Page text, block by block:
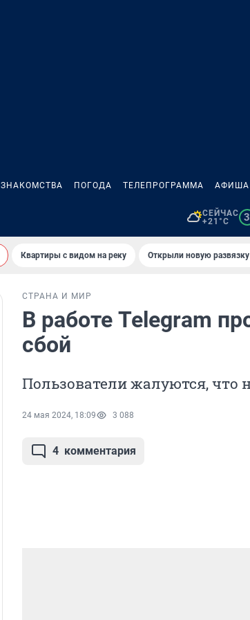
ЗНАКОМСТВА ПОГОДА ТЕЛЕПРОГРАММА АФИША
СЕЙЧАС
+21°C
3
Квартиры с видом на реку Открыли новую
СТРАНА И МИР
В работе Telegram
сбой
Пользователи жалуются, что
24 мая 2024, 18:09 3 088
4 комментария